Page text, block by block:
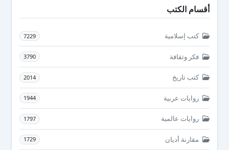
أقسام الكتب
كتب إسلامية 7229
فكر وثقافة 3790
كتب تاريخ 2014
روايات عربية 1944
روايات عالمية 1797
مقارنة أديان 1729